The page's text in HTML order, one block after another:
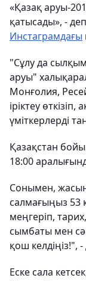
«Қазақ аруы-
қатысады», -
Инстаграмдағы
"Сұлу да
аруы"
Монғолия,
іріктеу
үміткерлерді
Қазақстан
18:00
Сонымен,
салмағыңыз 53
меңгеріп,
сымбаты мен
қош келдіңіз!",
Еске сала